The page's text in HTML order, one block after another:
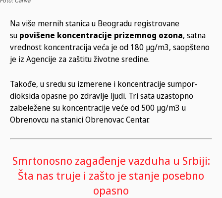
Na više mernih stanica u Beogradu registrovane
su povišene koncentracije prizemnog ozona, satna
vrednost koncentracija veća je od 180 µg/m3, saopšteno
je iz Agencije za zaštitu životne sredine.
Takođe, u sredu su izmerene i koncentracije sumpor-
dioksida opasne po zdravlje ljudi. Tri sata uzastopno
zabeležene su koncentracije veće od 500 µg/m3 u
Obrenovcu na stanici Obrenovac Centar.
Smrtonosno zagađenje vazduha u Srbiji:
Šta nas truje i zašto je stanje posebno
opasno